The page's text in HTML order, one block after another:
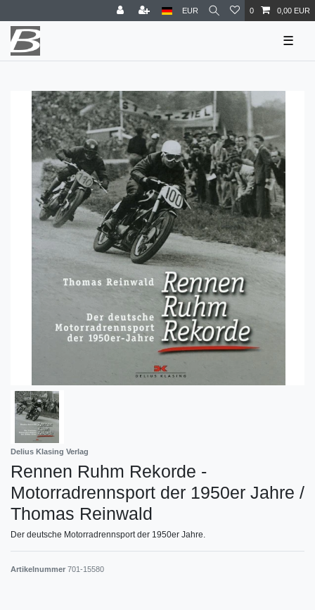
EUR 0 0,00 EUR
☰
Delius Klasing Verlag
Rennen Ruhm Rekorde -
Motorradrennsport der 1950er Jahre /
Thomas Reinwald
Der deutsche Motorradrennsport der 1950er Jahre.
Artikelnummer 701-15580